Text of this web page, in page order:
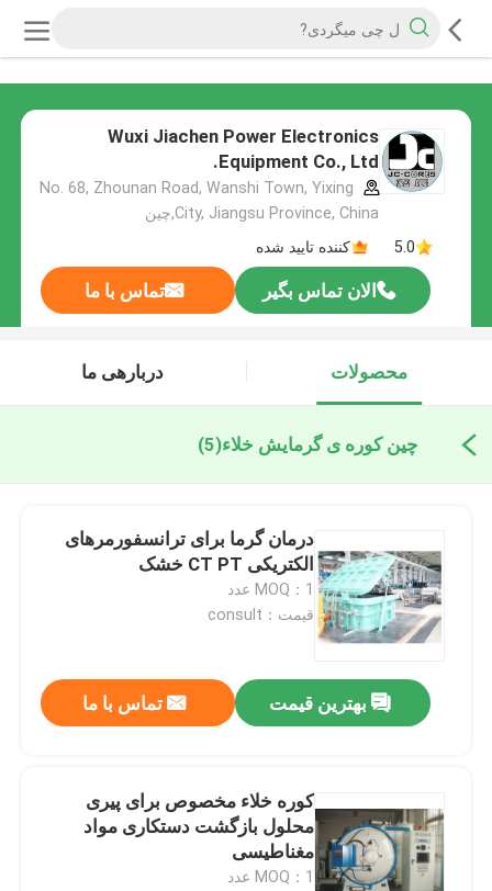
Wuxi Jiachen Power Electronics
Equipment Co., Ltd.
No. 68, Zhounan Road, Wanshi Town, Yixing
City, Jiangsu Province, China,چین
5.0
کننده تایید شده
الان تماس بگیر تماس با ما
محصولات دربارهی ما
چین کوره ی گرمایش خلاء(5)
درمان گرما برای ترانسفورمرهای
الکتریکی CT PT خشک
MOQ：1 عدد
قیمت：consult
بهترین قیمت تماس با ما
کوره خلاء مخصوص برای پیری
محلول بازگشت دستکاری مواد
مغناطیسی
MOQ：1 عدد